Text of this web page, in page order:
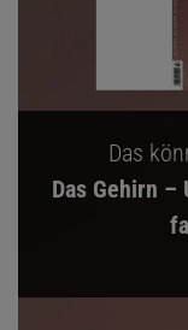
Das
Das Gehirn –